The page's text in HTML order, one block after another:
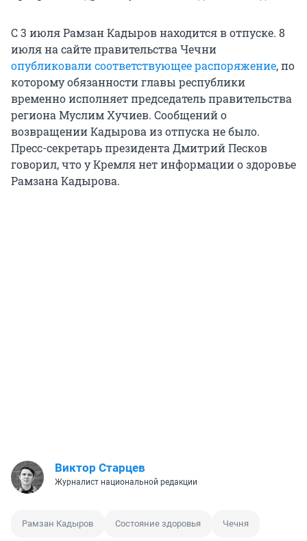
С 3 июля Рамзан Кадыров находится в отпуске. 8
июля на сайте правительства Чечни
опубликовали соответствующее распоряжение, по
которому обязанности главы республики
временно исполняет председатель правительства
региона Муслим Хучиев. Сообщений о
возвращении Кадырова из отпуска не было.
Пресс-секретарь президента Дмитрий Песков
говорил, что у Кремля нет информации о здоровье
Рамзана Кадырова.
Виктор Старцев
Журналист национальной редакции
Рамзан Кадыров Состояние здоровья Чечня